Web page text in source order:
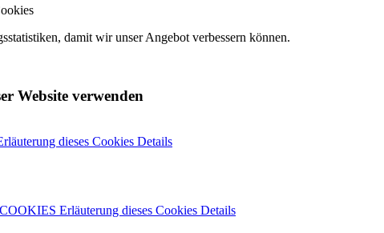
damit wir unser Angebot verbessern können.
Website verwenden
dieses Cookies Details
Erläuterung dieses Cookies Details